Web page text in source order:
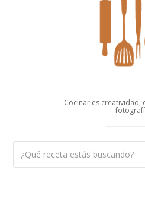
Cocinar es creatividad,